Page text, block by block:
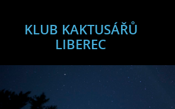
KLUB KAKTUSÁŘŮ
LIBEREC